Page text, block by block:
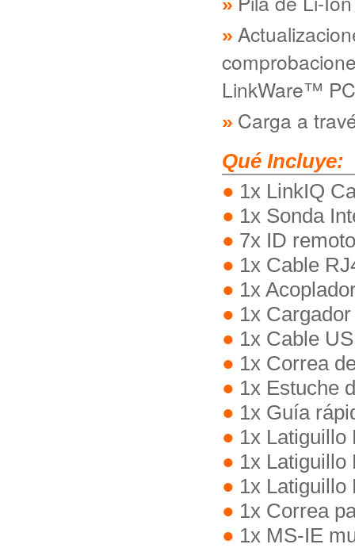
LinkWare™ PC
Carga a
Qué Incluye:
1x LinkIQ
1x Sonda
7x ID
1x Cable
1x
1x
1x Cable
1x Correa
1x Estuche
1x Guía
1x Latiguillo
1x Latiguillo
1x Latiguillo
1x Correa
1x MS-IE